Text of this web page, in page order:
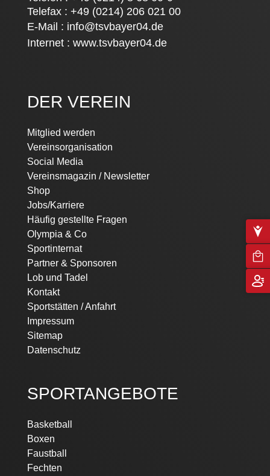
Telefax : +49 (0214) 206 021 00
E-Mail : info@tsvbayer04.de
Internet : www.tsvbayer04.de
DER VEREIN
Mitglied werden
Vereinsorganisation
Social Media
Vereinsmagazin / Newsletter
Shop
Jobs/Karriere
Häufig gestellte Fragen
Olympia & Co
Sportinternat
Partner & Sponsoren
Lob und Tadel
Kontakt
Sportstätten / Anfahrt
Impressum
Sitemap
Datenschutz
SPORTANGEBOTE
Basketball
Boxen
Faustball
Fechten